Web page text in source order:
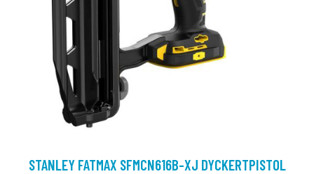
STANLEY FATMAX SFMCN616B-XJ DYCKERTPISTOL